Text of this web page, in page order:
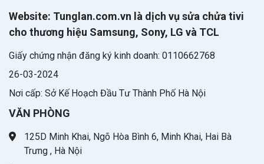
Website: Tunglan.com.vn là dịch vụ sửa chửa tivi
cho thương hiệu Samsung, Sony, LG và TCL
Giấy chứng nhận đăng ký kinh doanh: 0110662768
26-03-2024
Nơi cấp: Sở Kế Hoạch Đầu Tư Thành Phố Hà Nội
VĂN PHÒNG
125D Minh Khai, Ngõ Hòa Bình 6, Minh Khai, Hai Bà
Trưng , Hà Nội